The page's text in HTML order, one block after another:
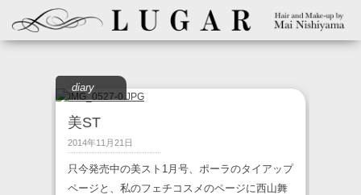
diary
美ST
2014年11月21日
只今発売中の美スト1月号、ポーラのタイアップ
ページと、私のフェチコスメのページに西山舞